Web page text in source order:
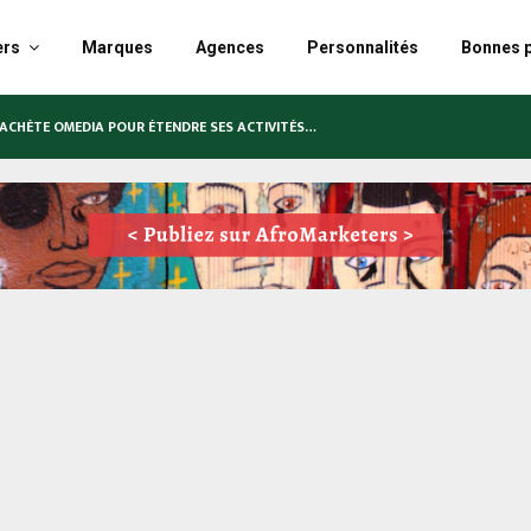
Marques Agences Personnalités Bonnes
OMEDIA POUR ÉTENDRE SES ACTIVITÉS…